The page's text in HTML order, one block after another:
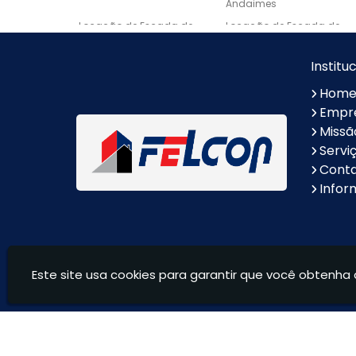
Andaimes
Locação de Escada de
Locação de Escada de
Borda de Piscina em
Mármore
Nichos Sob Medida
Soleira em Marmore
Pia de Granito
Nicho de Granito Escadas de Granito
Ilha em Granito
Balcões de Granito
Home
Andaimes Felcon - Locação de equipamentos para
Este site usa cookies para garantir que você obtenha